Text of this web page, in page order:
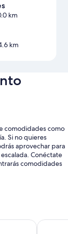
km
km
comodidades como
Si no quieres
aprovechar para
Conéctate
comodidades
y sombrillas
turística y para la
Hotel